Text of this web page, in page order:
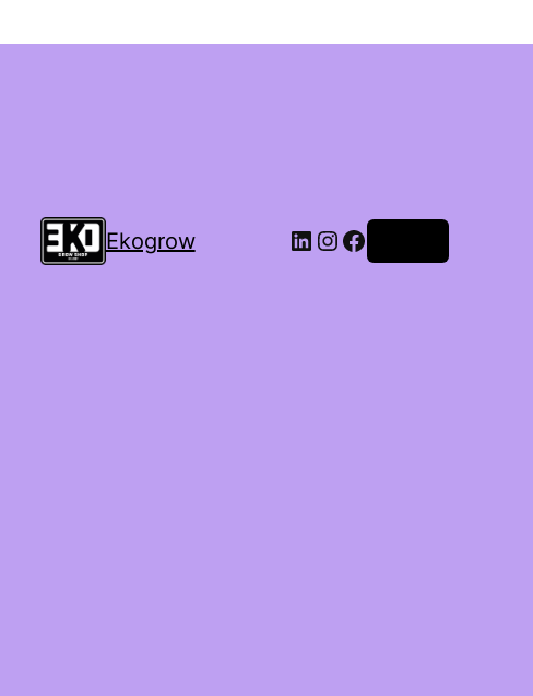
Ekogrow